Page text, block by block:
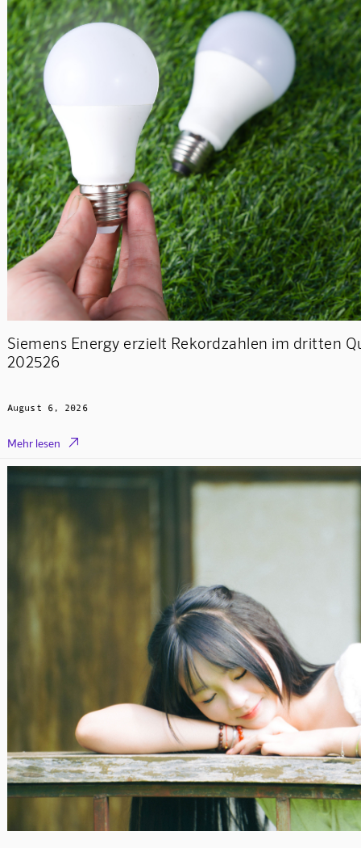
Siemens Energy erzielt Rekordzahlen im dritten
202526
August 6, 2026
Mehr lesen 